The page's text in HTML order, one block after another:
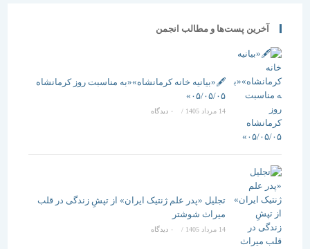
آخرین پست‌ها و مطالب انجمن
🖋️«بیانیه خانه کرمانشاه»«به مناسبت روز کرمانشاه
۰۵/۰۵/۰۵»
/ ۰ دیدگاه
تجلیل «پدر علم ژنتیک ایران» از تپشِ زندگی در قلب
میراث شوشتر
14 مرداد 1405 / ۰ دیدگاه